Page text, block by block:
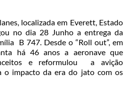
localizada em Everett, Estado
no dia 28 Junho a entrega da
B 747. Desde o “Roll out”, em
há 46 anos a aeronave que
e reformulou a avição
o impacto da era do jato com os